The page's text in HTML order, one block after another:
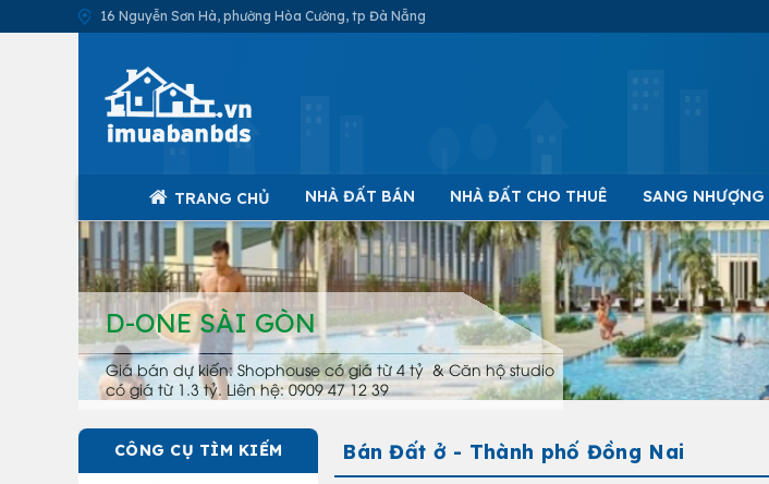
16 Nguyễn Sơn Hà, phường Hòa Cường, tp Đà Nẵng
TRANG CHỦ NHÀ ĐẤT BÁN NHÀ ĐẤT CHO THUÊ SANG NHƯỢNG
D-ONE SÀI GÒN
Giá bán dự kiến: Shophouse có giá từ 4 tỷ & Căn hộ studio
có giá từ 1.3 tỷ. Liên hệ: 0909 47 12 39
CÔNG CỤ TÌM KIẾM Bán Đất ở - Thành phố Đồng Nai